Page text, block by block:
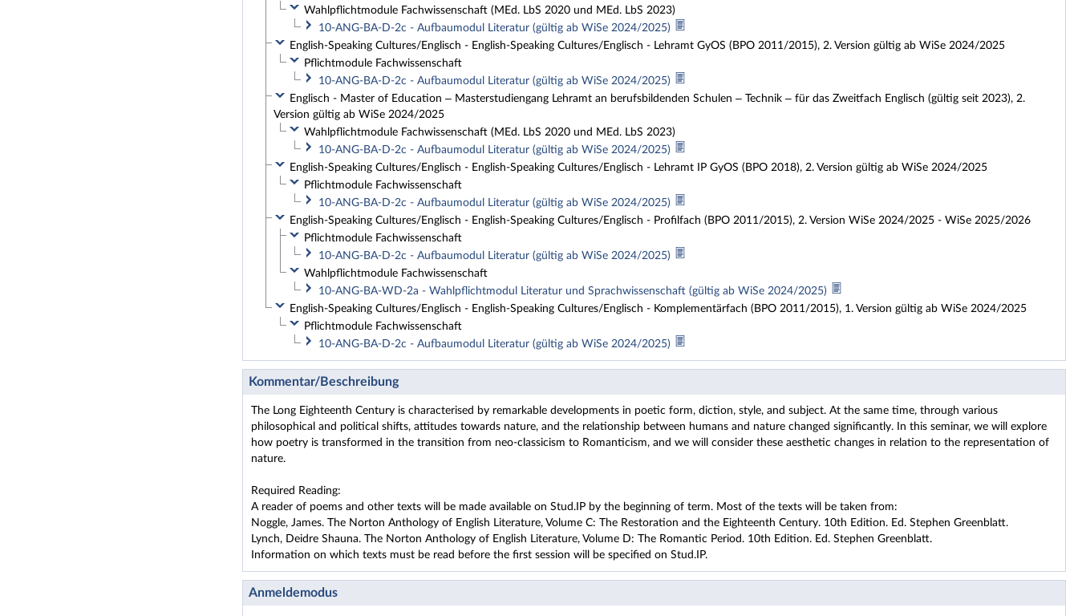
Wahlpflichtmodule Fachwissenschaft (MEd. LbS 2020 und MEd. LbS 2023)
10-ANG-BA-D-2c - Aufbaumodul Literatur (gültig ab WiSe 2024/2025)
English-Speaking Cultures/Englisch - English-Speaking Cultures/Englisch - Lehramt GyOS (BPO 2011/2015), 2. Version gültig ab WiSe 2024/2025
Pflichtmodule Fachwissenschaft
10-ANG-BA-D-2c - Aufbaumodul Literatur (gültig ab WiSe 2024/2025)
Englisch - Master of Education – Masterstudiengang Lehramt an berufsbildenden Schulen – Technik – für das Zweitfach Englisch (gültig seit 2023), 2.
Version gültig ab WiSe 2024/2025
Wahlpflichtmodule Fachwissenschaft (MEd. LbS 2020 und MEd. LbS 2023)
10-ANG-BA-D-2c - Aufbaumodul Literatur (gültig ab WiSe 2024/2025)
English-Speaking Cultures/Englisch - English-Speaking Cultures/Englisch - Lehramt IP GyOS (BPO 2018), 2. Version gültig ab WiSe 2024/2025
Pflichtmodule Fachwissenschaft
10-ANG-BA-D-2c - Aufbaumodul Literatur (gültig ab WiSe 2024/2025)
English-Speaking Cultures/Englisch - English-Speaking Cultures/Englisch - Profilfach (BPO 2011/2015), 2. Version WiSe 2024/2025 - WiSe 2025/2026
Pflichtmodule Fachwissenschaft
10-ANG-BA-D-2c - Aufbaumodul Literatur (gültig ab WiSe 2024/2025)
Wahlpflichtmodule Fachwissenschaft
10-ANG-BA-WD-2a - Wahlpflichtmodul Literatur und Sprachwissenschaft (gültig ab WiSe 2024/2025)
English-Speaking Cultures/Englisch - English-Speaking Cultures/Englisch - Komplementärfach (BPO 2011/2015), 1. Version gültig ab WiSe 2024/2025
Pflichtmodule Fachwissenschaft
10-ANG-BA-D-2c - Aufbaumodul Literatur (gültig ab WiSe 2024/2025)
Kommentar/Beschreibung
The Long Eighteenth Century is characterised by remarkable developments in poetic form, diction, style, and subject. At the same time, through various
philosophical and political shifts, attitudes towards nature, and the relationship between humans and nature changed significantly. In this seminar, we will explore
how poetry is transformed in the transition from neo-classicism to Romanticism, and we will consider these aesthetic changes in relation to the representation of
nature.
Required Reading:
A reader of poems and other texts will be made available on Stud.IP by the beginning of term. Most of the texts will be taken from:
Noggle, James. The Norton Anthology of English Literature, Volume C: The Restoration and the Eighteenth Century. 10th Edition. Ed. Stephen Greenblatt.
Lynch, Deidre Shauna. The Norton Anthology of English Literature, Volume D: The Romantic Period. 10th Edition. Ed. Stephen Greenblatt.
Information on which texts must be read before the first session will be specified on Stud.IP.
Anmeldemodus